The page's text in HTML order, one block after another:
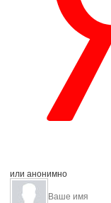
или анонимно